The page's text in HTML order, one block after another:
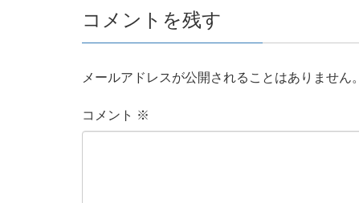
コメントを残す
メールアドレスが公開されることはありません。
コメント ※